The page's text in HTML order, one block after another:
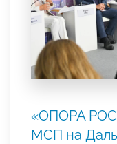
«ОПОРА
МСП на